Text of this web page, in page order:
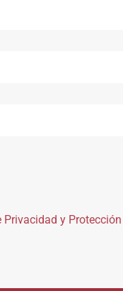
Privacidad y Protección